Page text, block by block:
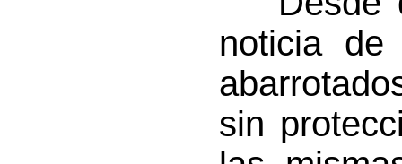
noticia de
sin